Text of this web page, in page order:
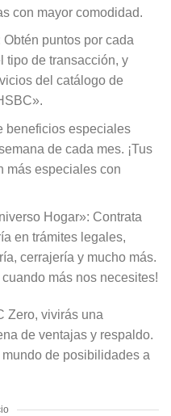
con mayor comodidad.
puntos por cada
tipo de transacción, y
del catálogo de
beneficios especiales
de cada mes. ¡Tus
más especiales con
Hogar»: Contrata
en trámites legales,
cerrajería y mucho más.
más nos necesites!
Zero, vivirás una
de ventajas y respaldo.
de posibilidades a